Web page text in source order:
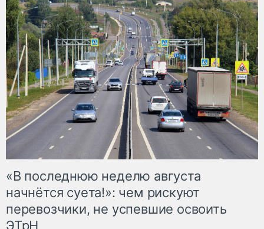
«В последнюю неделю августа
начнётся суета!»: чем рискуют
перевозчики, не успевшие освоить
ЭТрН